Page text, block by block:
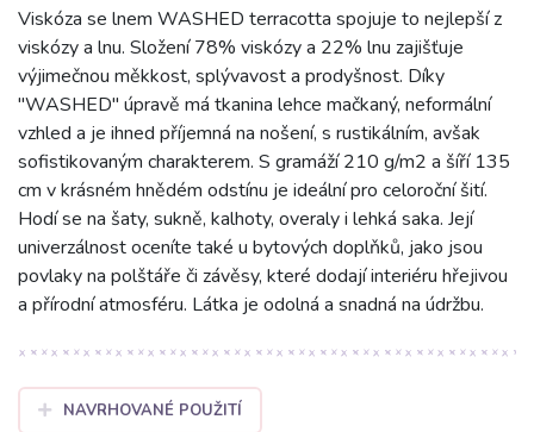
Viskóza se lnem WASHED terracotta spojuje to nejlepší z
viskózy a lnu. Složení 78% viskózy a 22% lnu zajišťuje
výjimečnou měkkost, splývavost a prodyšnost. Díky
"WASHED" úpravě má tkanina lehce mačkaný, neformální
vzhled a je ihned příjemná na nošení, s rustikálním, avšak
sofistikovaným charakterem. S gramáží 210 g/m2 a šíří 135
cm v krásném hnědém odstínu je ideální pro celoroční šití.
Hodí se na šaty, sukně, kalhoty, overaly i lehká saka. Její
univerzálnost oceníte také u bytových doplňků, jako jsou
povlaky na polštáře či závěsy, které dodají interiéru hřejivou
a přírodní atmosféru. Látka je odolná a snadná na údržbu.
NAVRHOVANÉ POUŽITÍ